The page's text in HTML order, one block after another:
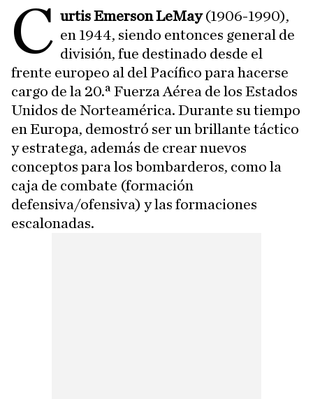
C urtis Emerson LeMay(1906-1990),
en 1944, siendo entonces general de
división, fue destinado desde el
frente europeo al del Pacífico para hacerse
cargo de la 20.ª Fuerza Aérea de los Estados
Unidos de Norteamérica. Durante su tiempo
en Europa, demostró ser un brillante táctico
y estratega, además de crear nuevos
conceptos para los bombarderos, como la
caja de combate (formación
defensiva/ofensiva) y las formaciones
escalonadas.